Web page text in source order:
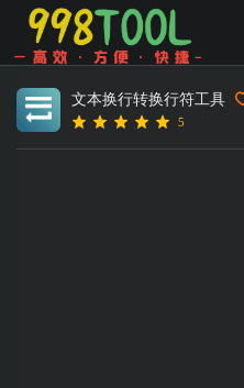
文本换行转换行符工具
5